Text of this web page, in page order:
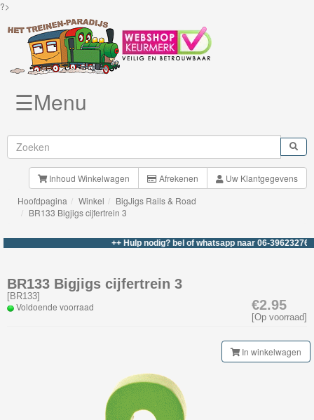
?>
Brio
Treinen
BigJigs
&
Treinsets
☰Menu
Inhoud Winkelwagen Afrekenen
Uw Klantgegevens
Hoofdpagina
Winkel
BigJigs Rails & Road
BR133 Bigjigs cijfertrein 3
++ Hulp nodig? bel of whatsapp naar 06-39623276 +++
€2.95
[Op voorraad]
BR133 Bigjigs cijfertrein 3
[BR133]
Voldoende voorraad
In winkelwagen